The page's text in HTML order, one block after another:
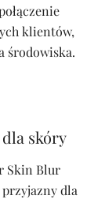
klientów,
środowiska.
skóry
Skin Blur
dla